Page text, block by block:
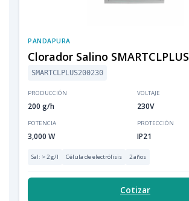
PANDAPURA
Clorador Salino SMARTCLPLUS
SMARTCLPLUS200230
PRODUCCIÓN
200 g/h
VOLTAJE
230V
POTENCIA
3,000 W
PROTECCIÓN
IP21
Sal: > 2 g/l Célula de electrólisis 2 años
Cotizar